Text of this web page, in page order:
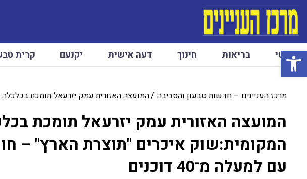
פתח סרגל נגישות
ראשי בריאות חינוך דעה אישית יקנעם קרית
מרכז העניינים – חדשות טבעון והסביבה המועצה האזורית עמק יזרעאל תומכת בכלכלה
המועצה האזורית עמק יזרעאל תומכת
המקומית:שוק איכרים "תוצרת הארץ" –
עם למעלה מ־40 דוכנים